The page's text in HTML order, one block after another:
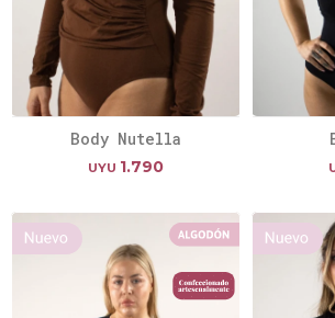
Body Nutella
UYU 1.790